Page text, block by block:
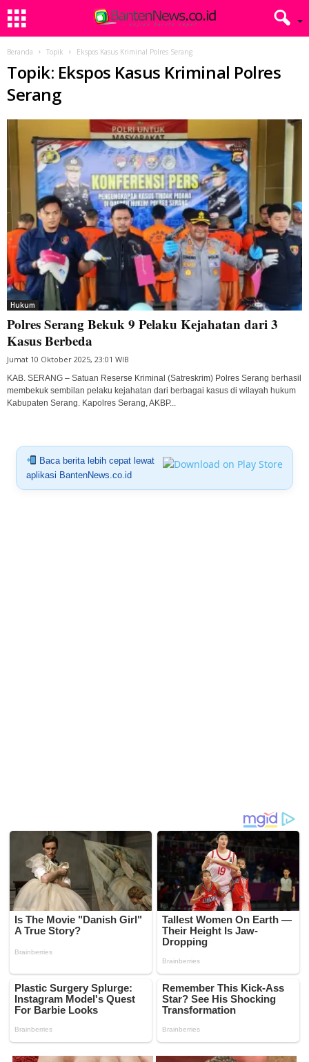
Beranda Topik Ekspos Kasus Kriminal Polres Serang
Topik: Ekspos Kasus Kriminal Polres
Serang
Hukum
Polres Serang Bekuk 9 Pelaku Kejahatan dari 3
Kasus Berbeda
Jumat 10 Oktober 2025, 23:01 WIB
KAB. SERANG – Satuan Reserse Kriminal (Satreskrim) Polres Serang berhasil
membekuk sembilan pelaku kejahatan dari berbagai kasus di wilayah hukum
Kabupaten Serang. Kapolres Serang, AKBP...
Baca berita lebih cepat lewat
aplikasi BantenNews.co.id